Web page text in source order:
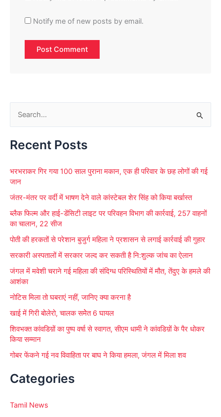
Notify me of new posts by email.
a
c
f
o
Recent Posts
भरभराकर गिर गया 100 साल पुराना मकान, एक ही परिवार के छह लोगों की गई
जान
जंतर-मंतर पर वर्दी में भाषण देने वाले कांस्टेबल शेर सिंह को किया बर्खास्त
ब्लैक फिल्म और हाई-डेंसिटी लाइट पर परिवहन विभाग की कार्रवाई, 257 वाहनों
का चालान, 22 सीज
पोती की हरकतों से परेशान बुजुर्ग महिला ने प्रशासन से लगाई कार्रवाई की गुहार
सरकारी अस्पतालों में सरकार जल्द कर सकती है नि:शुल्क जांच का ऐलान
जंगल में मवेशी चराने गई महिला की संदिग्ध परिस्थितियों में मौत, तेंदुए के हमले की
आशंका
नोटिस मिला तो घबराएं नहीं, जानिए क्या करना है
खाई में गिरी बोलेरो, चालक समेेत 6 घायल
शिवभक्त कांवडिय़ों का पुष्प वर्षा से स्वागत, सीएम धामी ने कांवडिय़ों के पैर धोकर
किया सम्मान
गोबर फेंकने गई नव विवाहिता पर बाघ ने किया हमला, जंगल में मिला शव
Categories
Tamil News